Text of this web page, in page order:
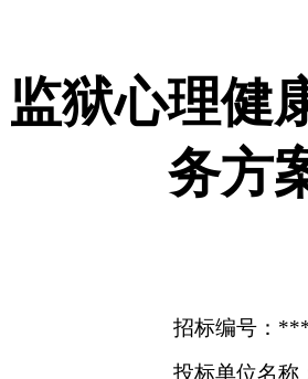
监狱心理健
务方
招标编号：
投标单位名